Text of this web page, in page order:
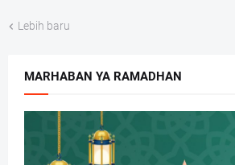
Lebih baru
MARHABAN YA RAMADHAN